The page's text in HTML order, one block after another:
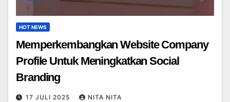
HOT NEWS
Memperkembangkan Website Company
Profile Untuk Meningkatkan Social
Branding
17 JULI 2025 NITA NITA